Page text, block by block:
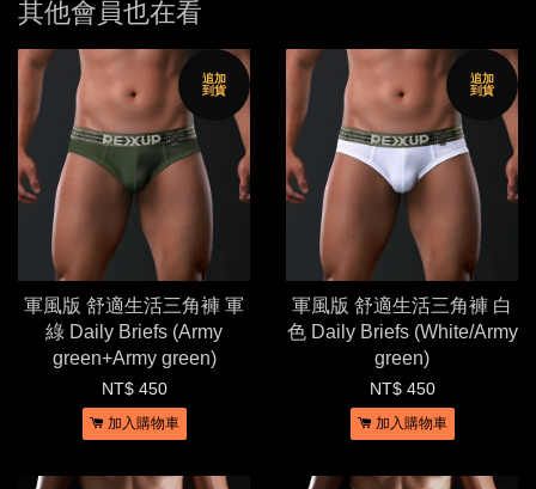
其他會員也在看
追加
到貨
軍風版 舒適生活三角褲 軍
綠 Daily Briefs (Army
green+Army green)
NT$ 450
加入購物車
追加
到貨
軍風版 舒適生活三角褲 白
色 Daily Briefs (White/Army
green)
NT$ 450
加入購物車